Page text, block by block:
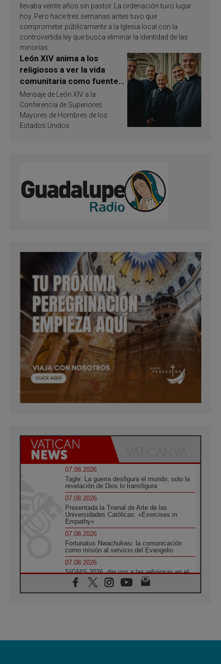
llevaba veinte años sin pastor. La ordenación tuvo lugar
hoy. Pero hace tres semanas antes tuvo que
comprometer públicamente a la Iglesia local con la
controvertida ley que busca eliminar la identidad de las
minorías.
León XIV anima a los
religiosos a ver la vida
comunitaria como fuente
de inspiración y
santificación
Mensaje de León XIV a la
Conferencia de Superiores
Mayores de Hombres de los
Estados Unidos
07.08.2026
Tagle: La guerra desfigura el mundo, solo la
revelación de Dios lo transfigura
07.08.2026
Presentada la Trienal de Arte de las
Universidades Católicas: «Exercises in
Empathy»
07.08.2026
Fortunatus Nwachukwu: la comunicación
como misión al servicio del Evangelio
07.08.2026
SIGNIS 2026, dar voz a las religiosas en el
espacio público
07.08.2026